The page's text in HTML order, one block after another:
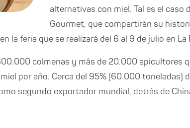
alternativas con miel. Tal es el caso
Gourmet, que compartirán su
la feria que se realizará del 6 al 9 de julio en La
colmenas y más de 20.000 apicultores
por año. Cerca del 95% (60.000 toneladas)
segundo exportador mundial, detrás de